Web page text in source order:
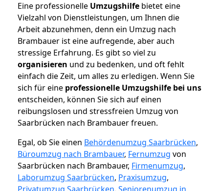
Eine professionelle Umzugshilfe bietet eine
Vielzahl von Dienstleistungen, um Ihnen die
Arbeit abzunehmen, denn ein Umzug nach
Brambauer ist eine aufregende, aber auch
stressige Erfahrung. Es gibt so viel zu
organisieren und zu bedenken, und oft fehlt
einfach die Zeit, um alles zu erledigen. Wenn Sie
sich für eine professionelle Umzugshilfe bei uns
entscheiden, können Sie sich auf einen
reibungslosen und stressfreien Umzug von
Saarbrücken nach Brambauer freuen.
Egal, ob Sie einen Behördenumzug Saarbrücken,
Büroumzug nach Brambauer, Fernumzug von
Saarbrücken nach Brambauer, Firmenumzug,
Laborumzug Saarbrücken, Praxisumzug,